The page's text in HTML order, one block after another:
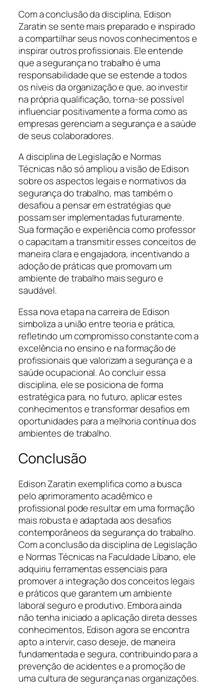
Com a conclusão da disciplina, Edison
Zaratin se sente mais preparado e inspirado
a compartilhar seus novos conhecimentos e
inspirar outros profissionais. Ele entende
que a segurança no trabalho é uma
responsabilidade que se estende a todos
os níveis da organização e que, ao investir
na própria qualificação, torna-se possível
influenciar positivamente a forma como as
empresas gerenciam a segurança e a saúde
de seus colaboradores.
A disciplina de Legislação e Normas
Técnicas não só ampliou a visão de Edison
sobre os aspectos legais e normativos da
segurança do trabalho, mas também o
desafiou a pensar em estratégias que
possam ser implementadas futuramente.
Sua formação e experiência como professor
o capacitam a transmitir esses conceitos de
maneira clara e engajadora, incentivando a
adoção de práticas que promovam um
ambiente de trabalho mais seguro e
saudável.
Essa nova etapa na carreira de Edison
simboliza a união entre teoria e prática,
refletindo um compromisso constante com a
excelência no ensino e na formação de
profissionais que valorizam a segurança e a
saúde ocupacional. Ao concluir essa
disciplina, ele se posiciona de forma
estratégica para, no futuro, aplicar estes
conhecimentos e transformar desafios em
oportunidades para a melhoria contínua dos
ambientes de trabalho.
Conclusão
Edison Zaratin exemplifica como a busca
pelo aprimoramento acadêmico e
profissional pode resultar em uma formação
mais robusta e adaptada aos desafios
contemporâneos da segurança do trabalho.
Com a conclusão da disciplina de Legislação
e Normas Técnicas na Faculdade Líbano, ele
adquiriu ferramentas essenciais para
promover a integração dos conceitos legais
e práticos que garantem um ambiente
laboral seguro e produtivo. Embora ainda
não tenha iniciado a aplicação direta desses
conhecimentos, Edison agora se encontra
apto a intervir, caso deseje, de maneira
fundamentada e segura, contribuindo para a
prevenção de acidentes e a promoção de
uma cultura de segurança nas organizações.